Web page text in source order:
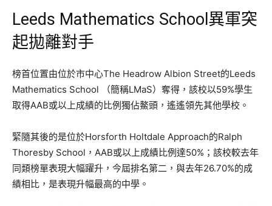
Leeds Mathematics School異軍突
起拋離對手
榜首位置由位於市中心The Headrow Albion Street的Leeds
Mathematics School （簡稱LMaS）奪得，該校以59%學生
取得AAB或以上成績的比例獨佔鰲頭，遙遙領先其他學校。
緊隨其後的是位於Horsforth Holtdale Approach的Ralph
Thoresby School，AAB或以上成績比例達50%；該校較去年
同類榜單表現大幅躍升，今屆排名第二，與去年26.70%的成
績相比，是表現升幅最高的中學。